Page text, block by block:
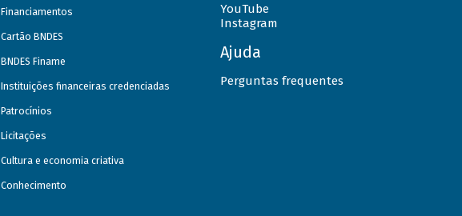
Financiamentos
Cartão BNDES
BNDES Finame
Instituições financeiras credenciadas
Patrocínios
Licitações
Cultura e economia criativa
Conhecimento
YouTube
Instagram
Ajuda
Perguntas frequentes